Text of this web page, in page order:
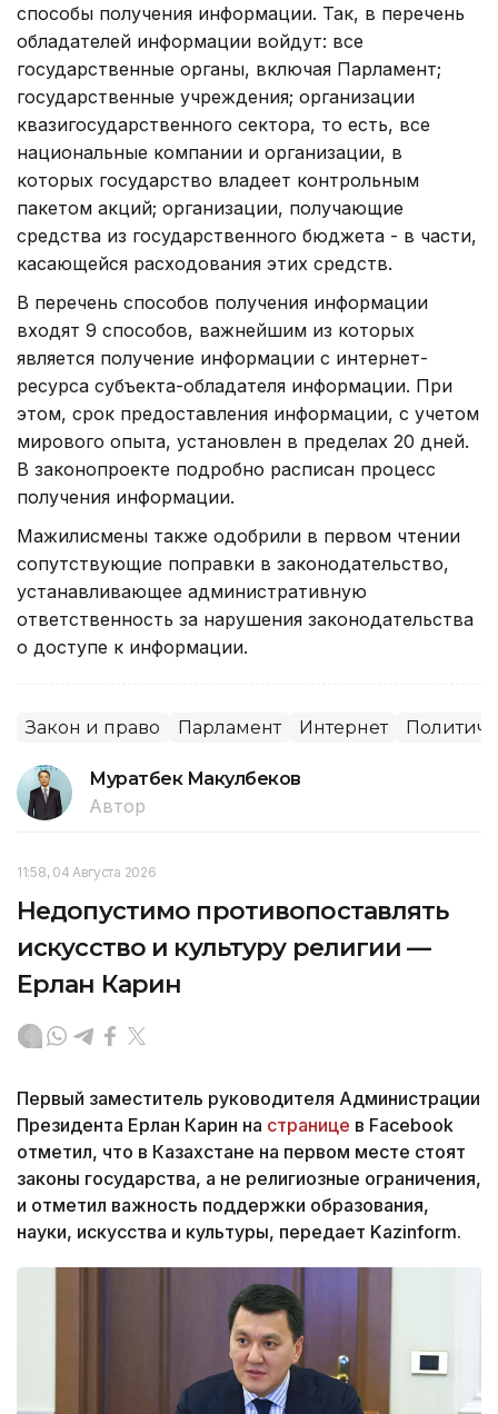
способы получения информации. Так, в перечень
обладателей информации войдут: все
государственные органы, включая Парламент;
государственные учреждения; организации
квазигосударственного сектора, то есть, все
национальные компании и организации, в
которых государство владеет контрольным
пакетом акций; организации, получающие
средства из государственного бюджета - в части,
касающейся расходования этих средств.
В перечень способов получения информации
входят 9 способов, важнейшим из которых
является получение информации с интернет-
ресурса субъекта-обладателя информации. При
этом, срок предоставления информации, с учетом
мирового опыта, установлен в пределах 20 дней.
В законопроекте подробно расписан процесс
получения информации.
Мажилисмены также одобрили в первом чтении
сопутствующие поправки в законодательство,
устанавливающее административную
ответственность за нарушения законодательства
о доступе к информации.
Закон и право Парламент Интернет
Муратбек Макулбеков
Автор
11:58, 04 Августа 2026
Недопустимо противопоставлять
искусство и культуру религии —
Ерлан Карин
Первый заместитель руководителя Администрации
Президента Ерлан Карин на странице в Facebook
отметил, что в Казахстане на первом месте стоят
законы государства, а не религиозные ограничения,
и отметил важность поддержки образования,
науки, искусства и культуры, передает Kazinform.